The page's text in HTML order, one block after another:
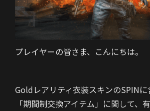
プレイヤーの皆さま、こんにちは。
Goldレアリティ衣装スキンのSPIN
「期間制交換アイテム」に関して、